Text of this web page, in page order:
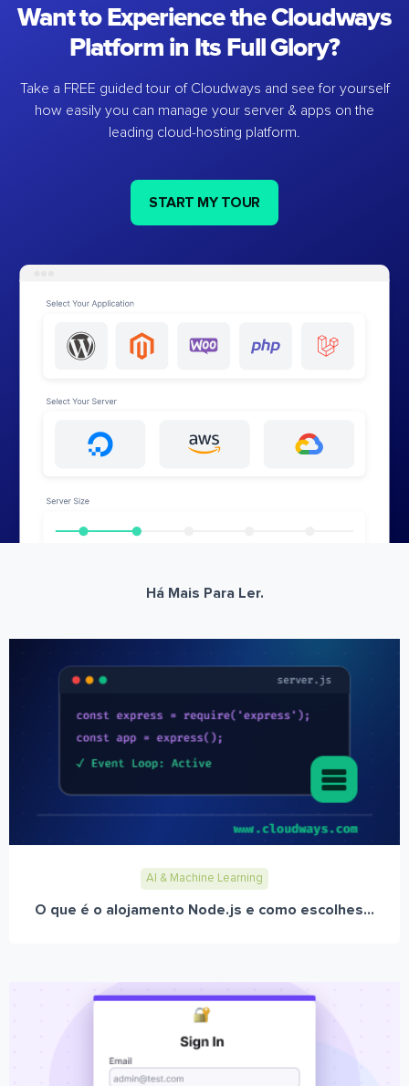
Want to Experience the Cloudways
Platform in Its Full Glory?
Take a FREE guided tour of Cloudways and see for yourself
how easily you can manage your server & apps on the
leading cloud-hosting platform.
START MY TOUR
Há Mais Para Ler.
AI & Machine Learning
O que é o alojamento Node.js e como escolhes...